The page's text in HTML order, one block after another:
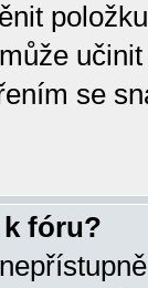
se
fóru?